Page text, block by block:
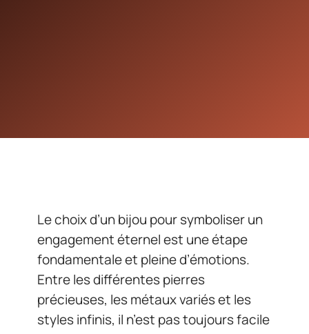
Le choix d’un bijou pour symboliser un
engagement éternel est une étape
fondamentale et pleine d’émotions.
Entre les différentes pierres
précieuses, les métaux variés et les
styles infinis, il n’est pas toujours facile